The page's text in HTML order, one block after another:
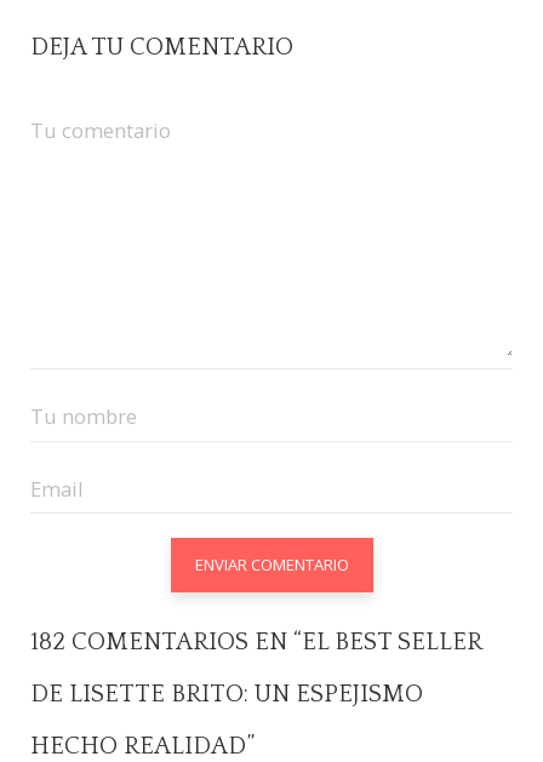
DEJA TU COMENTARIO
182 COMENTARIOS EN “EL BEST SELLER
DE LISETTE BRITO: UN ESPEJISMO
HECHO REALIDAD”